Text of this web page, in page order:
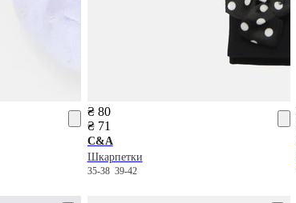
₴ 80
₴ 71
C&A
Шкарпетки
35-38 39-42